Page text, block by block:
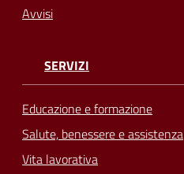
Avvisi
SERVIZI
Educazione e formazione
Salute, benessere e assistenza
Vita lavorativa